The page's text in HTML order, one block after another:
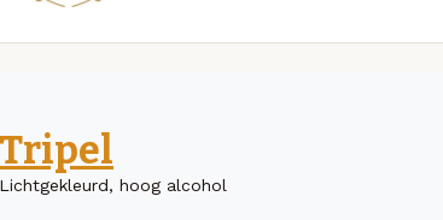
Tripel
Lichtgekleurd, hoog alcohol